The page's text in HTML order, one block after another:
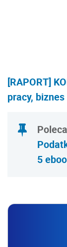
[RAPORT]
pracy, biznes
5